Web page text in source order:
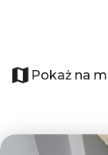
−Pokaż na